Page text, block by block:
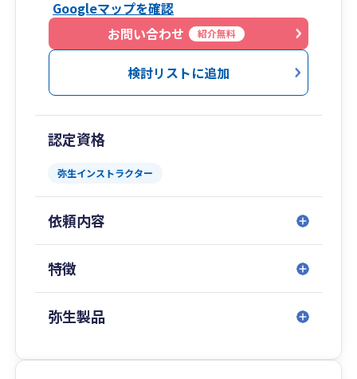
Googleマップを確認
お問い合わせ
紹介無料
検討リストに追加
認定資格
弥生インストラクター
依頼内容
特徴
弥生製品